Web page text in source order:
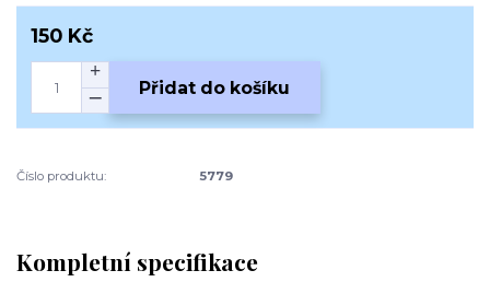
150 Kč
Přidat do košíku
Číslo produktu: 5779
Kompletní specifikace